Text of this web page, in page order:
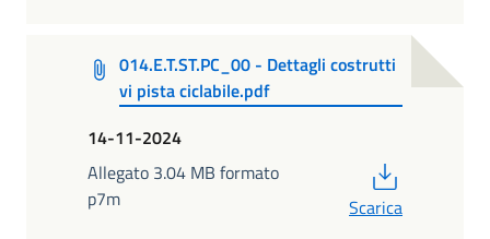
014.E.T.ST.PC_00 - Dettagli costrutti
vi pista ciclabile.pdf
14-11-2024
Allegato 3.04 MB formato
p7m
Scarica